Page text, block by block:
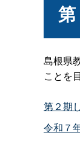
島根県
ことを
第２期
令和７